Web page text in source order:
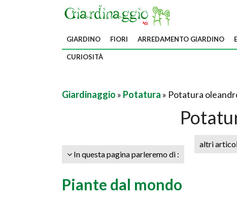
GIARDINO FIORI ARREDAMENTO GIARDINO
CURIOSITÀ
Giardinaggio » Potatura » Potatura
In questa pagina parleremo di :
altri
Piante dal mondo